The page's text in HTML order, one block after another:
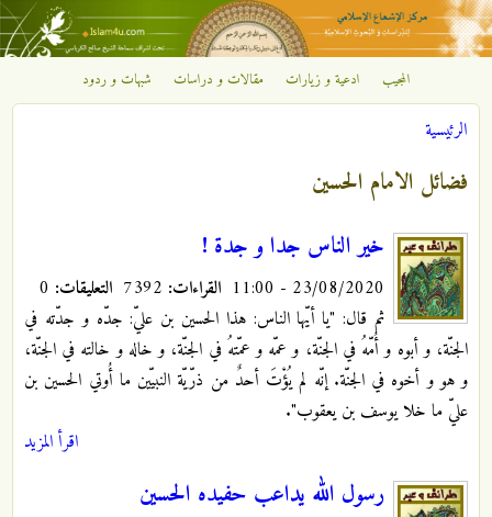
تجاوز إلى المحتوى الرئيسي
مركز
الإشعاع
الإسلامي
المجيب ادعية و زيارات مقالات و دراسات شبهات و ردود
أنت هنا
الرئيسية
فضائل الامام الحسين
خير الناس جدا و جدة !
23/08/2020 - 11:00 القراءات: التعليقات:
ثم قال: "يا أيّها الناس: هذا الحسين بن عليّ: جدّه و جدّته في
الجنّة، و أبوه و أُمّهُ في الجنّة، و عمّه و عمّتهُ في الجنّة، و خاله و خالته في الجنّة،
و هو و أخوه في الجنّة. إنّه لم يُؤْتَ أحدٌ من ذرّيّة النبيّين ما أُوتي الحسين بن
عليّ ما خلا يوسف بن يعقوب".
اقرأ المزيد
رسول الله يداعب حفيده الحسين